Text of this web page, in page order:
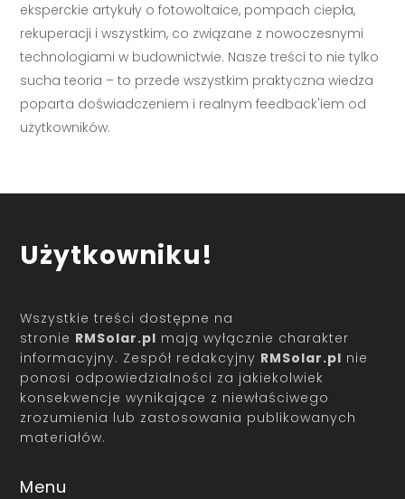
eksperckie artykuły o fotowoltaice, pompach ciepła,
rekuperacji i wszystkim, co związane z nowoczesnymi
technologiami w budownictwie. Nasze treści to nie tylko
sucha teoria – to przede wszystkim praktyczna wiedza
poparta doświadczeniem i realnym feedback'iem od
użytkowników.
Użytkowniku!
Wszystkie treści dostępne na
stronie RMSolar.pl mają wyłącznie charakter
informacyjny. Zespół redakcyjny RMSolar.pl nie
ponosi odpowiedzialności za jakiekolwiek
konsekwencje wynikające z niewłaściwego
zrozumienia lub zastosowania publikowanych
materiałów.
Menu